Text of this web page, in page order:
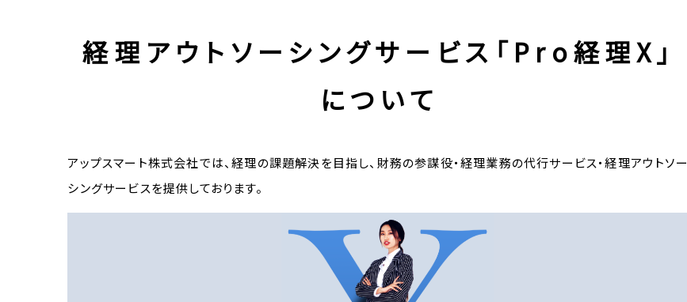
経理アウトソーシングサービス「Pro経理X」
について
アップスマート株式会社では、経理の課題解決を目指し、財務の参謀役・経理業務の代行サービス・経理アウトソー
シングサービスを提供しております。